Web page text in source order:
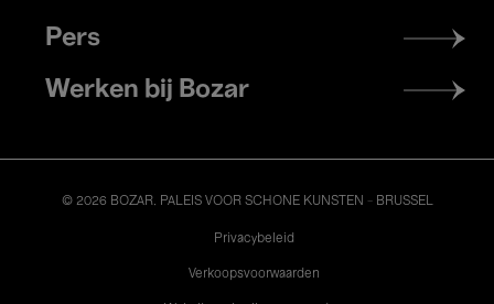
Pers
Werken bij Bozar
© 2026 BOZAR. PALEIS VOOR SCHONE KUNSTEN - BRUSSEL
Privacybeleid
Verkoopsvoorwaarden